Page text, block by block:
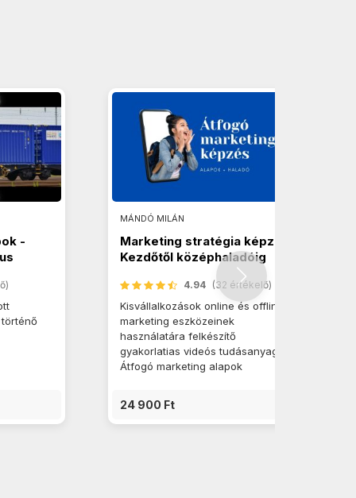
-
MÁNDÓ MILÁN
Marketing stratégia képzés.
Kezdőtől középhaladóig
4.94 (32 értékelő)
Kisvállalkozások online és offline
marketing eszközeinek
használatára felkészítő
gyakorlatias videós tudásanyag.
Átfogó marketing alapok
24 900 Ft